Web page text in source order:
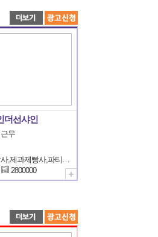
더선샤인
무
바리스타,제빵사,제과제빵사,파티쉐(파티시에),외식업운영/관리자
2800000